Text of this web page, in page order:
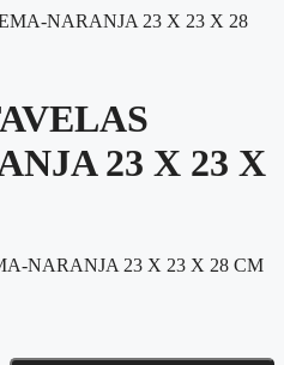
23 X 23 X
NARANJA 23 X 23 X 28 CM